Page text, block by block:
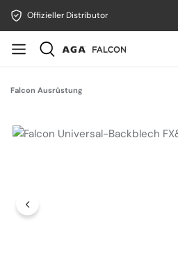
Offizieller Distributor
Falcon Ausrüstung
Bildergalerie überspringen